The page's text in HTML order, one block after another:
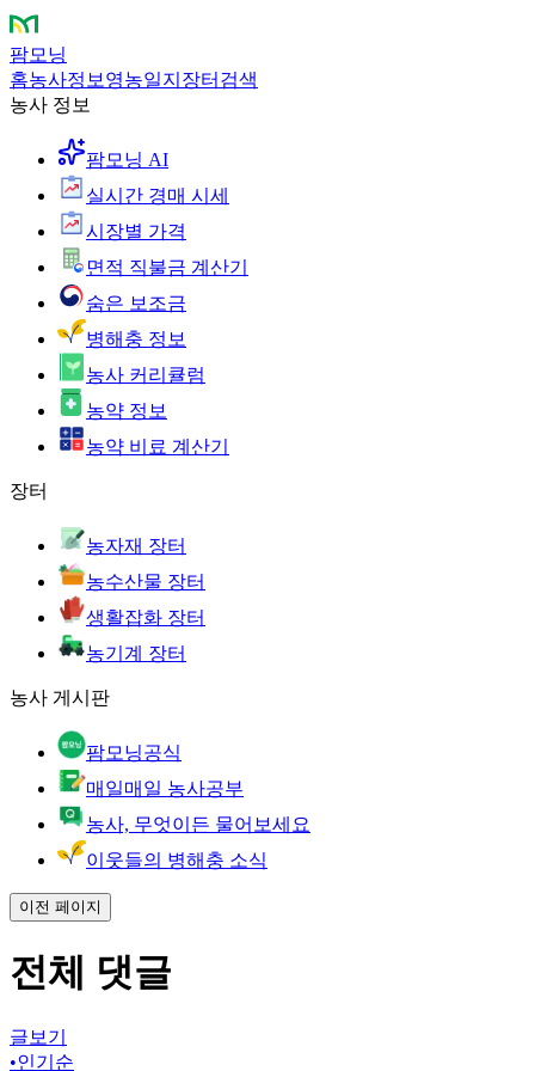
팜모닝
홈농사정보 영농일지 장터 검색
농사 정보
팜모닝 AI
실시간 경매 시세
시장별 가격
면적 직불금 계산기
숨은 보조금
병해충 정보
농사 커리큘럼
농약 정보
농약 비료 계산기
장터
농자재 장터
농수산물 장터
생활잡화 장터
농기계 장터
농사 게시판
팜모닝공식
매일매일 농사공부
농사, 무엇이든 물어보세요
이웃들의 병해충 소식
이전 페이지
전체 댓글
글보기
•인기순